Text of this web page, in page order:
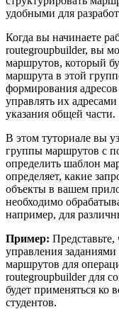
удобными для
Когда вы начинаете
routegroupbuilder, вы
маршрутов, который
маршрута в этой
формирования
управлять их
указания общей части.
В этом туториале вы
группы маршрутов с
определить шаблон
определяет, какие
объекты в вашем
необходимо
например, для
Пример:
управления
маршрутов для
routegroupbuilder для
будет применяться ко
студентов.